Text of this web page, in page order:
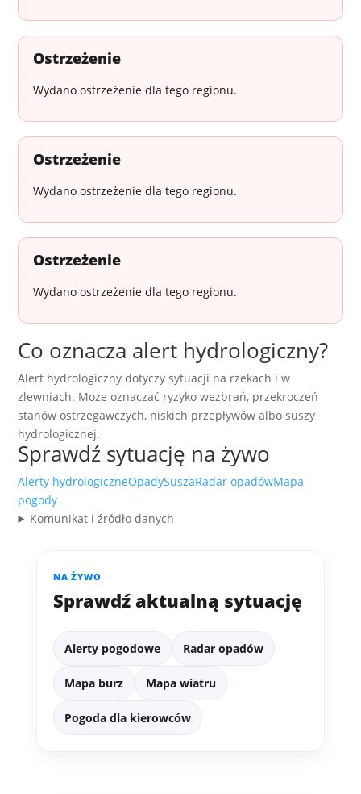
Ostrzeżenie
Wydano ostrzeżenie dla tego regionu.
Ostrzeżenie
Wydano ostrzeżenie dla tego regionu.
Ostrzeżenie
Wydano ostrzeżenie dla tego regionu.
Co oznacza alert hydrologiczny?
Alert hydrologiczny dotyczy sytuacji na rzekach i w
zlewniach. Może oznaczać ryzyko wezbrań, przekroczeń
stanów ostrzegawczych, niskich przepływów albo suszy
hydrologicznej.
Sprawdź sytuację na żywo
Alerty hydrologiczneOpadySuszaRadar opadówMapa
pogody
Komunikat i źródło danych
NA ŻYWO
Sprawdź aktualną sytuację
Alerty pogodowe Radar opadów
Mapa burz Mapa wiatru
Pogoda dla kierowców